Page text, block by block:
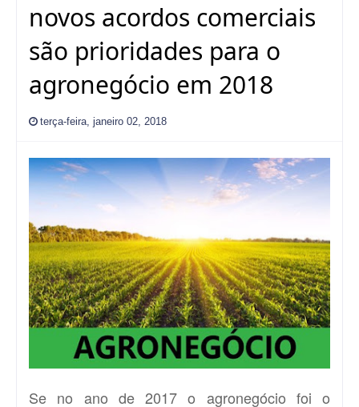
novos acordos comerciais
são prioridades para o
agronegócio em 2018
terça-feira, janeiro 02, 2018
Se no ano de 2017 o agronegócio foi o